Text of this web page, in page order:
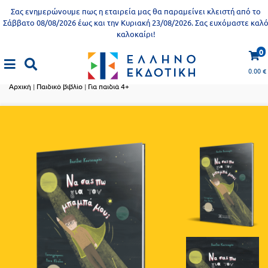
Σας ενημερώνουμε πως η εταιρεία μας θα παραμείνει κλειστή από το
Σάββατο 08/08/2026 έως και την Κυριακή 23/08/2026. Σας ευχόμαστε καλό
καλοκαίρι!
0
0.00€
X
ενήλικες
Αποκλειστική
διάθεση
Trivia
Books
- Η
είναι
Προδημοτική
εκπαίδευση
αφίσες
Βιβλία
νηπιαγωγείου
Ελληνίζειν
Δημοτικό
Παιδικό βιβλίο
Αρχική | Παιδικό βιβλίο | Για παιδιά 4+